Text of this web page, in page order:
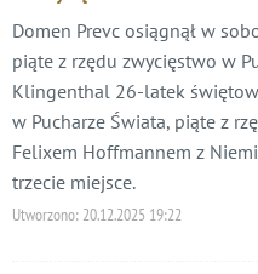
Domen Prevc osiągnął w
piąte z rzędu zwycięstwo w
Klingenthal 26-latek
w Pucharze Świata, piąte z
Felixem Hoffmannem z
trzecie miejsce.
Utworzono: 20.12.2025 19:22